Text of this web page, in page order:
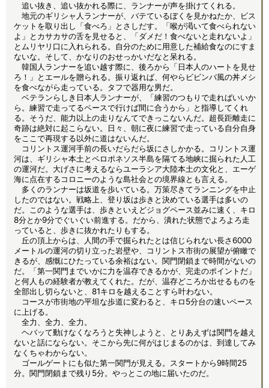
追い抜き、追い抜かれる際に、ランナーが声を掛けてくれる。
地元のギリシャ人ランナーが、バテているぼくを見かねたか、ビス
ケットを取り出し「食べろ」とさしだす。「喉が渇いて食べられない
よ」とカサカサの舌を見せると、「ダメだ！食べないと走れないよ」
とムリヤリ口に入れられる。自分のために用意した補給食なのにすま
ないな。そして、かなりのおせっかいだなと呆れる。
韓国人ランナーを追い越す際に、後ろから「日本人のハートを見せ
ろ！」とエールを贈られる。振り返れば、何やらビビンバ風の丼メシ
を食べながら走っている。タフで器用な男だ。
ベテランらしき日本人ランナーが、「練習のつもりで走ればいいか
ら。練習で走ってるペースで行けば間に合うから」と指導してくれ
る。そうだ、能力以上の走りなんてできっこないんだ。超長距離走に
奇跡は絶対に起こらない。日々、朝に夜に練習で走っている自分自身
をここで再現する以外に道はないんだ。
コリントス運河手前の長いだらだら坂にさしかかる。コリントス運
河は、ギリシャ本土とペロポネソス半島を隔てる地峡に掘られた人工
の運河だ。大げさに考えるならユーラシア大陸本土の文化と、エーゲ
海に点在するコロニーのような島社会との境界線とも言える。
多くのランナーは坂道を歩いている。万策尽きてランニングを中止
したのではない。戦略上、登り坂は歩きと決めている選手は多いの
だ。このような選手は、歩きといえどジョグペース並みに速く、キロ
8分とか9分でぐいぐい前進する。だから、潰れた状態でよろよろ走
っていると、歩きに抜かれたりもする。
丘の頂上からは、人間の手で掘られたとは信じられない長さ6000
メートルの運河の切り立った岩壁や、コリントス市街の展望が俯瞰で
きるが、感慨にひたっている余裕はない。関門閉鎖まで時間がないの
だ。「第一関門までいかに力を温存できるかが、完走のポイントだ」
と何人もの経験者が教えてくれた。だが、温存どころか出せるものを
全部出し切らないと、81キロを越えることすら叶わない。
コースが市街地の平坦な歩道に変わると、キロ5分台の速いペース
に上げる。
全力、全力、全力。
ヘバッて動けなくなろうと失神しようと、とりあえずは関門を越え
ないと話にならない。そこから先に何がはじまるのかは、到達してみ
なくちゃわからない。
ゴールゲートにも似た第一関門が見える。スタートから9時間25
分。関門閉鎖まで残り5分。やっとこの地に届いたのだ。